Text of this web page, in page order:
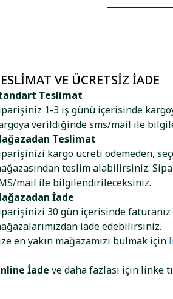
VE ÜCRETSIZ İADE
Teslimat
1-3 iş günü içerisinde
verildiğinde sms/mail ile
Teslimat
kargo ücreti ödemeden,
teslim alabilirsiniz.
mail ile bilgilendirileceksiniz.
İade
30 gün içerisinde
iade edebilirsiniz.
en yakın mağazamızı bulmak için
İade ve daha fazlası için linke